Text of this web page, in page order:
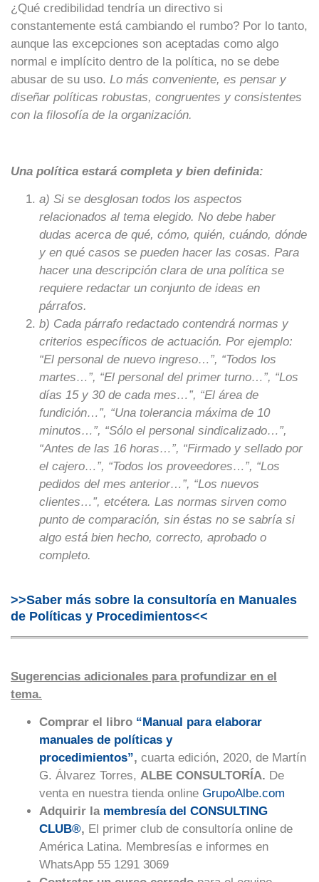
¿Qué credibilidad tendría un directivo si
constantemente está cambiando el rumbo? Por lo tanto,
aunque las excepciones son aceptadas como algo
normal e implícito dentro de la política, no se debe
abusar de su uso. Lo más conveniente, es pensar y
diseñar políticas robustas, congruentes y consistentes
con la filosofía de la organización.
Una política estará completa y bien definida:
a) Si se desglosan todos los aspectos
relacionados al tema elegido. No debe haber
dudas acerca de qué, cómo, quién, cuándo, dónde
y en qué casos se pueden hacer las cosas. Para
hacer una descripción clara de una política se
requiere redactar un conjunto de ideas en
párrafos.
b) Cada párrafo redactado contendrá normas y
criterios específicos de actuación. Por ejemplo:
“El personal de nuevo ingreso…”, “Todos los
martes…”, “El personal del primer turno…”, “Los
días 15 y 30 de cada mes…”, “El área de
fundición…”, “Una tolerancia máxima de 10
minutos…”, “Sólo el personal sindicalizado…”,
“Antes de las 16 horas…”, “Firmado y sellado por
el cajero…”, “Todos los proveedores…”, “Los
pedidos del mes anterior…”, “Los nuevos
clientes…”, etcétera. Las normas sirven como
punto de comparación, sin éstas no se sabría si
algo está bien hecho, correcto, aprobado o
completo.
>>Saber más sobre la consultoría en Manuales
de Políticas y Procedimientos<<
Sugerencias adicionales para profundizar en el
tema.
Comprar el libro “Manual para elaborar
manuales de políticas y
procedimientos”, cuarta edición, 2020, de Martín
G. Álvarez Torres, ALBE CONSULTORÍA. De
venta en nuestra tienda online GrupoAlbe.com
Adquirir la membresía del CONSULTING
CLUB®, El primer club de consultoría online de
América Latina. Membresías e informes en
WhatsApp 55 1291 3069